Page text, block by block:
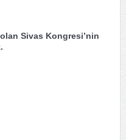
Sivas Kongresi’nin